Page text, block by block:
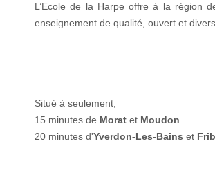
L’Ecole de la Harpe offre à la région
enseignement de qualité, ouvert et
Situé à seulement,
15 minutes de Morat et Moudon
20 minutes d'Yverdon-Les-Bains et